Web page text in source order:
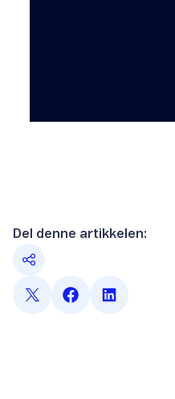
Del denne artikkelen: